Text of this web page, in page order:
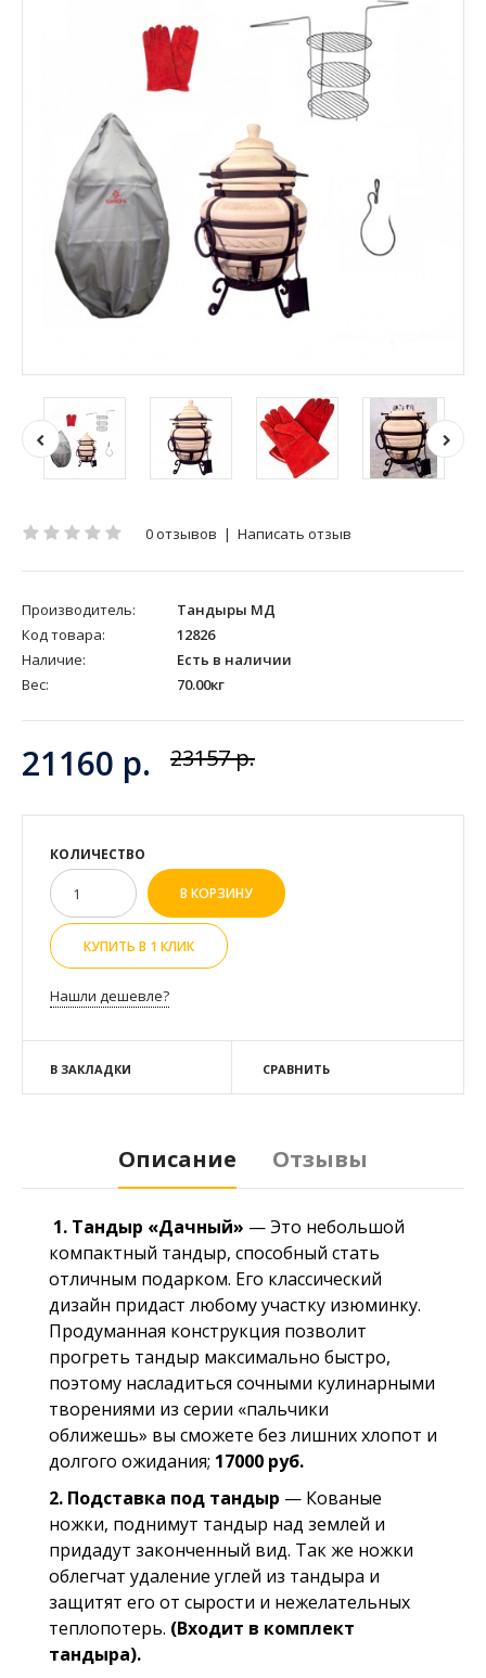
0 отзывов | Написать отзыв
Производитель:
Тандыры МД
Код товара:
12826
Наличие:
Есть в наличии
Вес:
70.00кг
21160 р. 23157 р.
КОЛИЧЕСТВО
КУПИТЬ В 1 КЛИК
Нашли дешевле?
В ЗАКЛАДКИ СРАВНИТЬ
Описание Отзывы
1. Тандыр «Дачный» —Это небольшой
компактный тандыр, способный стать
отличным подарком. Его классический
дизайн придаст любому участку изюминку.
Продуманная конструкция позволит
прогреть тандыр максимально быстро,
поэтому насладиться сочными кулинарными
творениями из серии «пальчики
оближешь» вы сможете без лишних хлопот и
долгого ожидания; 17000 руб.
2. Подставка под тандыр — Кованые
ножки, поднимут тандыр над землей и
придадут законченный вид. Так же ножки
облегчат удаление углей из тандыра и
защитят его от сырости и нежелательных
теплопотерь. (Входит в комплект
тандыра).